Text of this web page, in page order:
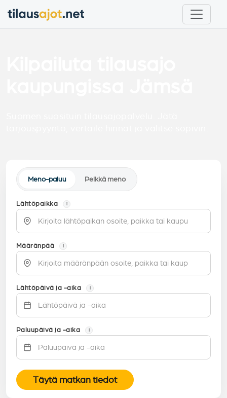
Meno-paluu Pelkkä meno
Lähtöpaikka i
Määränpää i
Lähtöpäivä ja -aika i
Paluupäivä ja -aika i
Täytä matkan tiedot